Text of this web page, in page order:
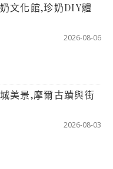
文化館,珍奶DIY體
2026-08-06
美景,摩爾古蹟與街
2026-08-03